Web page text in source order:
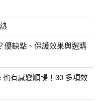
優缺點、保護效果與選購
有感變順暢！30 多項效